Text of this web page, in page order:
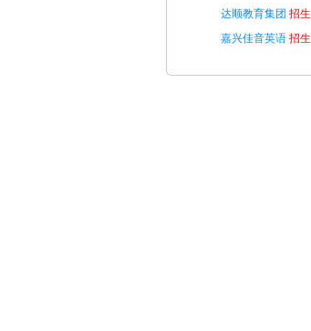
达顺教育集团 招生
嘉兴佳音英语招生